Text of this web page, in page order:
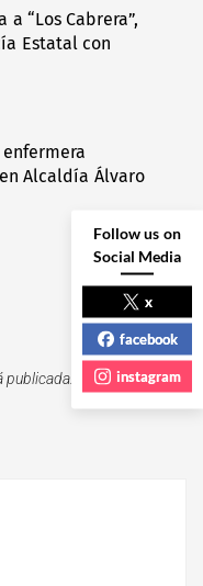
“Los Cabrera”,
Estatal con
Alcaldía Álvaro
publicada.
Los campos
Follow us on
Social Media
x
facebook
instagram